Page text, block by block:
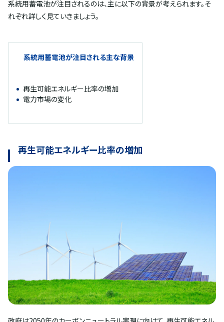
系統用蓄電池が注目されるのは、主に以下の背景が考えられます。そ
れぞれ詳しく見ていきましょう。
系統用蓄電池が注目される主な背景
再生可能エネルギー比率の増加
電力市場の変化
再生可能エネルギー比率の増加